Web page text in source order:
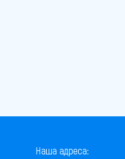
Наша адреса: